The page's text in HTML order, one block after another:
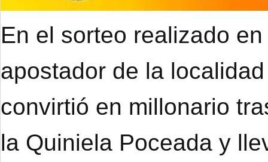
En el sorteo realizado
apostador de la
convirtió en millonario
la Quiniela Poceada y